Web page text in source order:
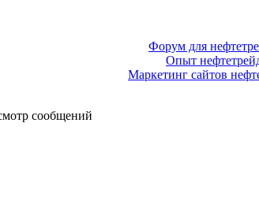
Форум для
Опыт
Маркетинг сайтов
сообщений